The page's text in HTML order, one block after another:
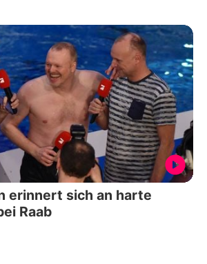
erinnert sich an harte
Raab